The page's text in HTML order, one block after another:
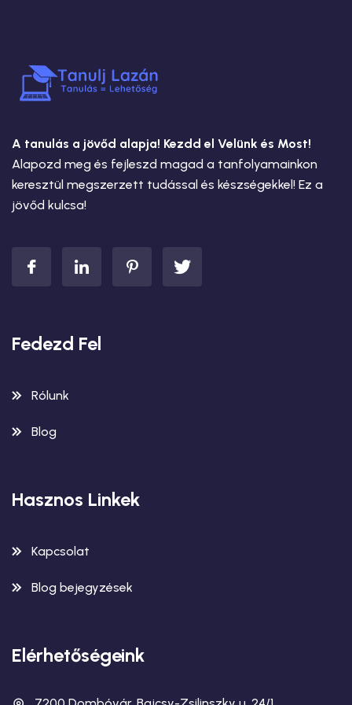
A tanulás a jövőd alapja! Kezdd el Velünk és Most!
Alapozd meg és fejleszd magad a tanfolyamainkon
keresztül megszerzett tudással és készségekkel! Ez a
jövőd kulcsa!
Fedezd Fel
Rólunk
Blog
Hasznos Linkek
Kapcsolat
Blog bejegyzések
Elérhetőségeink